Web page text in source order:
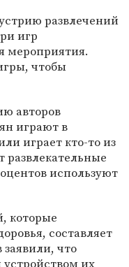
развлечений
игр
мероприятия.
чтобы
авторов
играют в
играет кто-то из
развлекательные
используют
которые
составляет
что
их